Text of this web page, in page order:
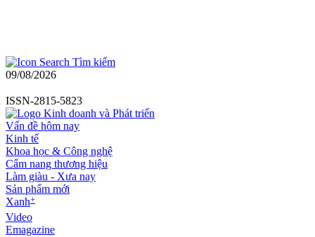
Tìm kiếm
09/08/2026
ISSN-2815-5823
Vấn đề hôm nay
Kinh tế
Khoa học & Công nghệ
Cẩm nang thương hiệu
Làm giàu - Xưa nay
Sản phẩm mới
Xanh+
Video
Emagazine